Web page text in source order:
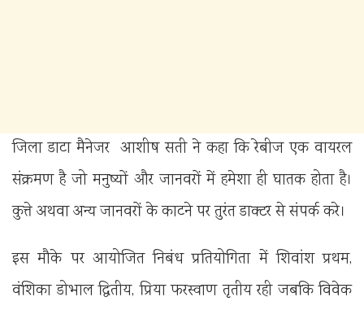
जिला डाटा मैनेजर आशीष सती ने कहा कि रेबीज एक वायरल
संक्रमण है जो मनुष्यों और जानवरों में हमेशा ही घातक होता है।
कुत्ते अथवा अन्य जानवरों के काटने पर तुरंत डाक्टर से संपर्क करे।
इस मौके पर आयोजित निबंध प्रतियोगिता में शिवांश प्रथम,
वंशिका डोभाल द्वितीय, प्रिया फरस्वाण तृतीय रही जबकि विवेक